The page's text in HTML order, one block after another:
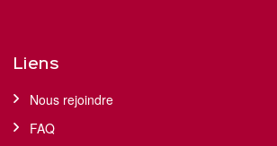
Liens
Nous rejoindre
FAQ